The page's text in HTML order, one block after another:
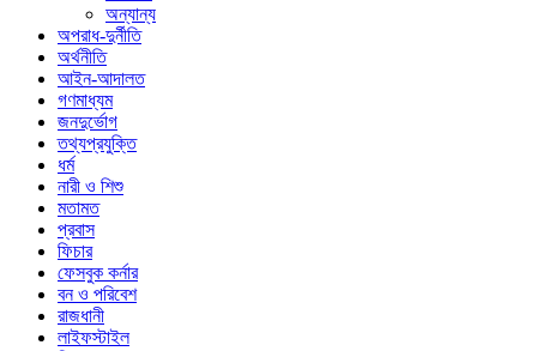
অন্যান্য
অপরাধ-দুর্নীতি
অর্থনীতি
আইন-আদালত
গণমাধ্যম
জনদুর্ভোগ
তথ্যপ্রযুক্তি
ধর্ম
নারী ও শিশু
মতামত
প্রবাস
ফিচার
ফেসবুক কর্নার
বন ও পরিবেশ
রাজধানী
লাইফস্টাইল